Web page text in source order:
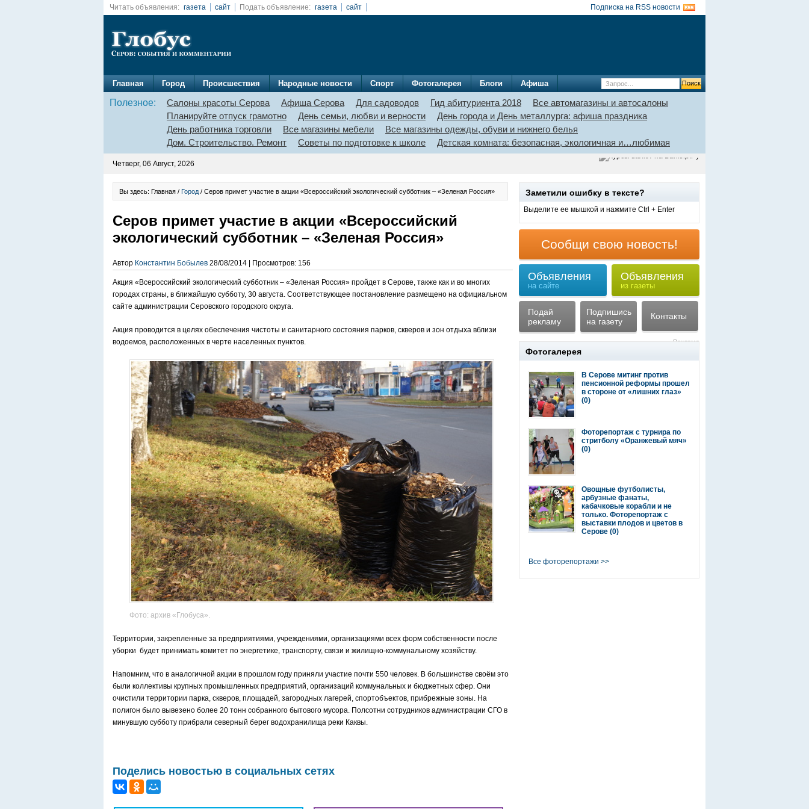
Читать объявления: газета сайт Подать объявление: газета сайт Подписка на RSS новости
Главная Город Происшествия Народные новости Спорт Фотогалерея Блоги Афиша
Полезное: Салоны красоты Серова Афиша Серова Для садоводов Гид абитуриента 2018
Все автомагазины и автосалоны
Планируйте отпуск грамотно
День семьи, любви и верности
День города и День металлурга: афиша праздника
День работника торговли
Все магазины мебели
Все магазины одежды, обуви и нижнего белья
Дом. Строительство. Ремонт
Советы по подготовке к школе Детская комната: безопасная, экологичная и…любимая
Четверг, 06 Август, 2026
Вы здесь: Главная / Город / Серов примет участие в акции «Всероссийский экологический субботник – «Зеленая Россия»
Серов примет участие в акции «Всероссийский
экологический субботник – «Зеленая Россия»
Автор Константин Бобылев 28/08/2014 | Просмотров: 156
Акция «Всероссийский экологический субботник – «Зеленая Россия» пройдет в Серове, также как и во многих
городах страны, в ближайшую субботу, 30 августа. Соответствующее постановление размещено на официальном
сайте администрации Серовского городского округа.
Акция проводится в целях обеспечения чистоты и санитарного состояния парков, скверов и зон отдыха вблизи
водоемов, расположенных в черте населенных пунктов.
Фото: архив «Глобуса».
Территории, закрепленные за предприятиями, учреждениями, организациями всех форм собственности после
уборки будет принимать комитет по энергетике, транспорту, связи и жилищно-коммунальному хозяйству.
Напомним, что в аналогичной акции в прошлом году приняли участие почти 550 человек. В большинстве своём это
были коллективы крупных промышленных предприятий, организаций коммунальных и бюджетных сфер. Они
очистили территории парка, скверов, площадей, загородных лагерей, спортобъектов, прибрежные зоны. На
полигон было вывезено более 20 тонн собранного бытового мусора. Полсотни сотрудников администрации СГО в
минувшую субботу прибрали северный берег водохранилища реки Каквы.
Поделись новостью в социальных сетях
Заметили ошибку в тексте?
Выделите ее мышкой и нажмите Ctrl + Enter
Сообщи свою новость!
Объявления
на сайте
Объявления
из газеты
Подай
рекламу
Подпишись
на газету
Контакты
Реклама
Фотогалерея
В Серове митинг против
пенсионной реформы прошел
в стороне от «лишних глаз»
(0)
Фоторепортаж с турнира по
стритболу «Оранжевый мяч»
(0)
Овощные футболисты,
арбузные фанаты,
кабачковые корабли и не
только. Фоторепортаж с
выставки плодов и цветов в
Серове (0)
Все фоторепортажи >>